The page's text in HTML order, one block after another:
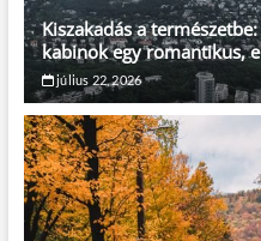
Kiszakadás a
kabinok egy romantikus,
július 22, 2026